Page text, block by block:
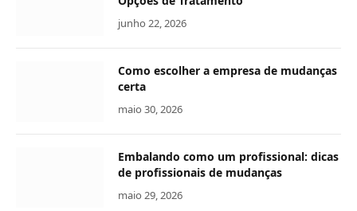
junho 22, 2026
Como escolher a empresa de mudanças
certa
maio 30, 2026
Embalando como um profissional: dicas
de profissionais de mudanças
maio 29, 2026